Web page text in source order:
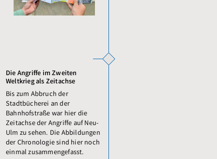
Die Angriffe im Zweiten
Weltkrieg als Zeitachse
Bis zum Abbruch der
Stadtbücherei an der
Bahnhofstraße war hier die
Zeitachse der Angriffe auf Neu-
Ulm zu sehen. Die Abbildungen
der Chronologie sind hier noch
einmal zusammengefasst.